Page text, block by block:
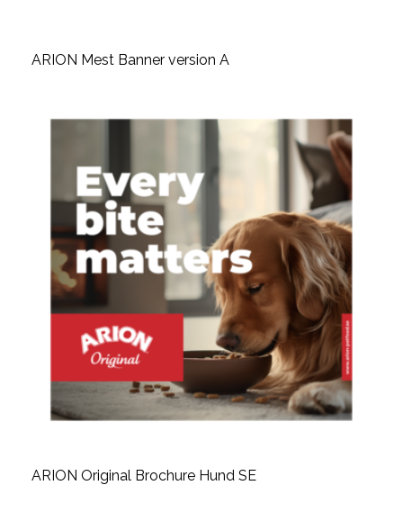
ARION Mest Banner version A
ARION Original Brochure Hund SE